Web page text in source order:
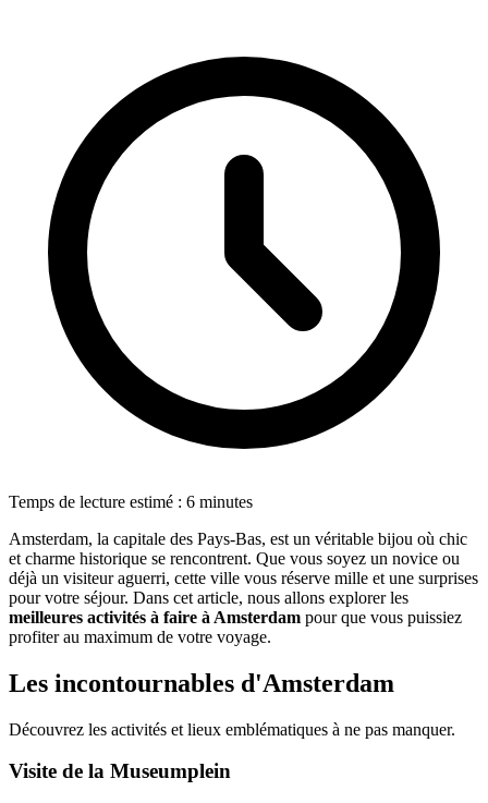
Temps de lecture estimé : 6 minutes
Amsterdam, la capitale des Pays-Bas, est un véritable bijou où chic
et charme historique se rencontrent. Que vous soyez un novice ou
déjà un visiteur aguerri, cette ville vous réserve mille et une surprises
pour votre séjour. Dans cet article, nous allons explorer les
meilleures activités à faire à Amsterdam pour que vous puissiez
profiter au maximum de votre voyage.
Les incontournables d'Amsterdam
Découvrez les activités et lieux emblématiques à ne pas manquer.
Visite de la Museumplein